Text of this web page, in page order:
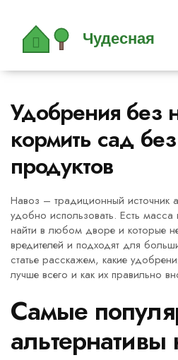
Удобрения без
кормить сад
продуктов
Навоз – традиционный источник
удобно использовать. Есть масса
найти в любом дворе и которые
вредителей и подходят для
статье расскажем, какие
лучше всего и как их правильно
Самые
альтернативы